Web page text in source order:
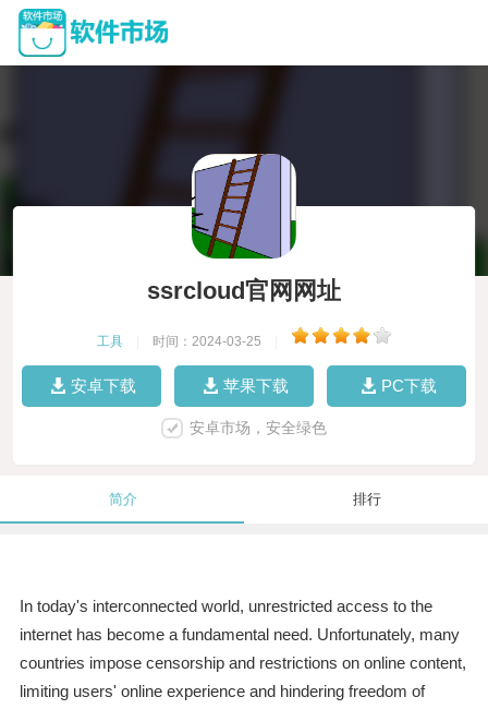
ssrcloud官网网址
工具 时间：2024-03-25
安卓下载 苹果下载 PC下载
安卓市场，安全绿色
简介 排行
In today's interconnected world, unrestricted access to the
internet has become a fundamental need. Unfortunately, many
countries impose censorship and restrictions on online content,
limiting users' online experience and hindering freedom of